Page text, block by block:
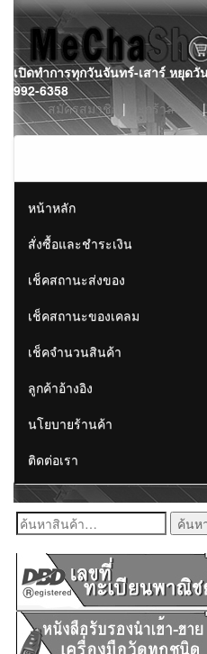
Skip
to
content
เปิดทำการทุกวันจันทร์-เสาร์ หยุด
992-6358
สมัครสมาชิก | ตะกร้าสินค้า
หน้าหลัก
สั่งซื้อและชำระเงิน
เช็คสถานะส่งของ
เช็คสถานะของเคลม
เช็คจำนวนสินค้า
ลูกค้าอ้างอิง
นโยบายร้านค้า
ติดต่อเรา
ค้นหา: